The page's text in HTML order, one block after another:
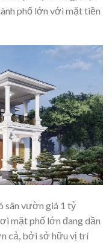
phố lớn với mặt tiền
sân vườn giá 1 tỷ
mặt phố lớn đang dần
cả, bởi sở hữu vị trí